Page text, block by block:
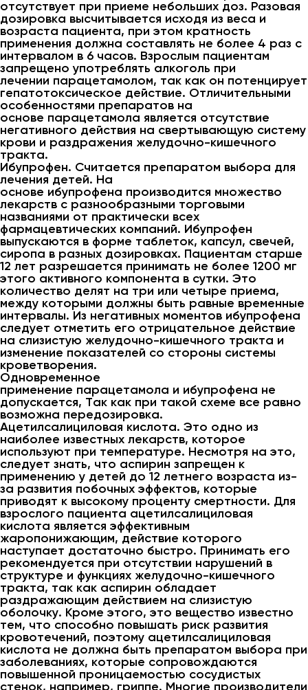
отсутствует при приеме небольших доз. Разовая
дозировка высчитывается исходя из веса и
возраста пациента, при этом кратность
применения должна составлять не более 4 раз с
интервалом в 6 часов. Взрослым пациентам
запрещено употреблять алкоголь при
лечении парацетамолом, так как он потенцирует
гепатотоксическое действие. Отличительными
особенностями препаратов на
основе парацетамола является отсутствие
негативного действия на свертывающую систему
крови и раздражения желудочно-кишечного
тракта.
Ибупрофен. Считается препаратом выбора для
лечения детей. На
основе ибупрофена производится множество
лекарств с разнообразными торговыми
названиями от практически всех
фармацевтических компаний. Ибупрофен
выпускаются в форме таблеток, капсул, свечей,
сиропа в разных дозировках. Пациентам старше
12 лет разрешается принимать не более 1200 мг
этого активного компонента в сутки. Это
количество делят на три или четыре приема,
между которыми должны быть равные временные
интервалы. Из негативных моментов ибупрофена
следует отметить его отрицательное действие
на слизистую желудочно-кишечного тракта и
изменение показателей со стороны системы
кроветворения.
Одновременное
применение парацетамола и ибупрофена не
допускается, Так как при такой схеме все равно
возможна передозировка.
Ацетилсалициловая кислота. Это одно из
наиболее известных лекарств, которое
используют при температуре. Несмотря на это,
следует знать, что аспирин запрещен к
применению у детей до 12 летнего возраста из-
за развития побочных эффектов, которые
приводят к высокому проценту смертности. Для
взрослого пациента ацетилсалициловая
кислота является эффективным
жаропонижающим, действие которого
наступает достаточно быстро. Принимать его
рекомендуется при отсутствии нарушений в
структуре и функциях желудочно-кишечного
тракта, так как аспирин обладает
раздражающим действием на слизистую
оболочку. Кроме этого, это вещество известно
тем, что способно повышать риск развития
кровотечений, поэтому ацетилсалициловая
кислота не должна быть препаратом выбора при
заболеваниях, которые сопровождаются
повышенной проницаемостью сосудистых
стенок, например, гриппе. Многие производители